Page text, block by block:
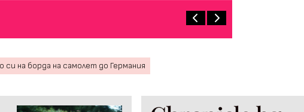
на борда на самолет до Германия